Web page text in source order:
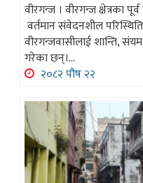
वीरगन्ज । वीरगन्ज क्षेत्रका
वर्तमान संवेदनशील
वीरगन्जवासीलाई शान्ति,
गरेका छन्।...
२०८२ पौष २२